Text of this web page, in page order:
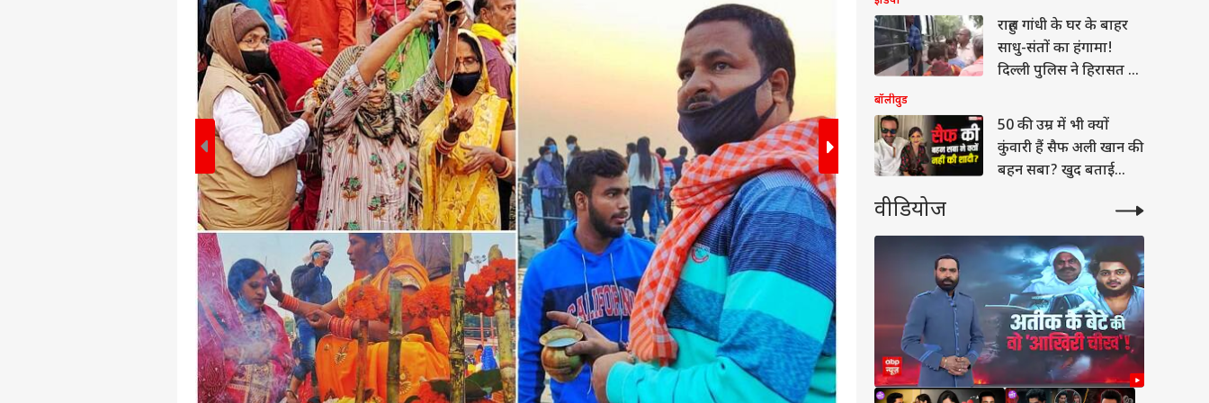
कल ही स्थानीय स्तर पर लोगों के बीच मुफ्त में मास्क
बनाते हुए सूर्योपासना के कार्यक्रम पूर्ण करने के निर्देश
राहुल गांधी के घर के बाहर
साधु-संतों का हंगामा!
दिल्ली पुलिस ने हिरासत में
बॉलीवुड
50 की उम्र में भी क्यों
कुंवारी हैं सैफ अली खान की
बहन सबा? खुद बताई
वीडियोज
हॅलो गेस्ट
एडवर्टाइज विथ अस
प्राइवेसी पॉलिसी
पर्सनल कार्नर
टॉप आर्टिकल्स टॉप रील्स
इंडिया झारखंड इंडिया बॉलीवुड